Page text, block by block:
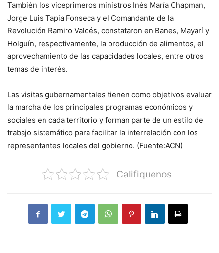
También los viceprimeros ministros Inés María Chapman,
Jorge Luis Tapia Fonseca y el Comandante de la
Revolución Ramiro Valdés, constataron en Banes, Mayarí y
Holguín, respectivamente, la producción de alimentos, el
aprovechamiento de las capacidades locales, entre otros
temas de interés.
Las visitas gubernamentales tienen como objetivos evaluar
la marcha de los principales programas económicos y
sociales en cada territorio y forman parte de un estilo de
trabajo sistemático para facilitar la interrelación con los
representantes locales del gobierno. (Fuente:ACN)
Califiquenos